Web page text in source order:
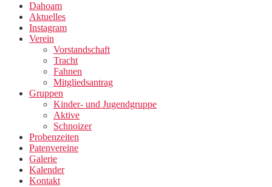
Dahoam
Aktuelles
Instagram
Verein
Vorstandschaft
Tracht
Fahnen
Mitgliedsantrag
Gruppen
Kinder- und Jugendgruppe
Aktive
Schnoizer
Probenzeiten
Patenvereine
Galerie
Kalender
Kontakt